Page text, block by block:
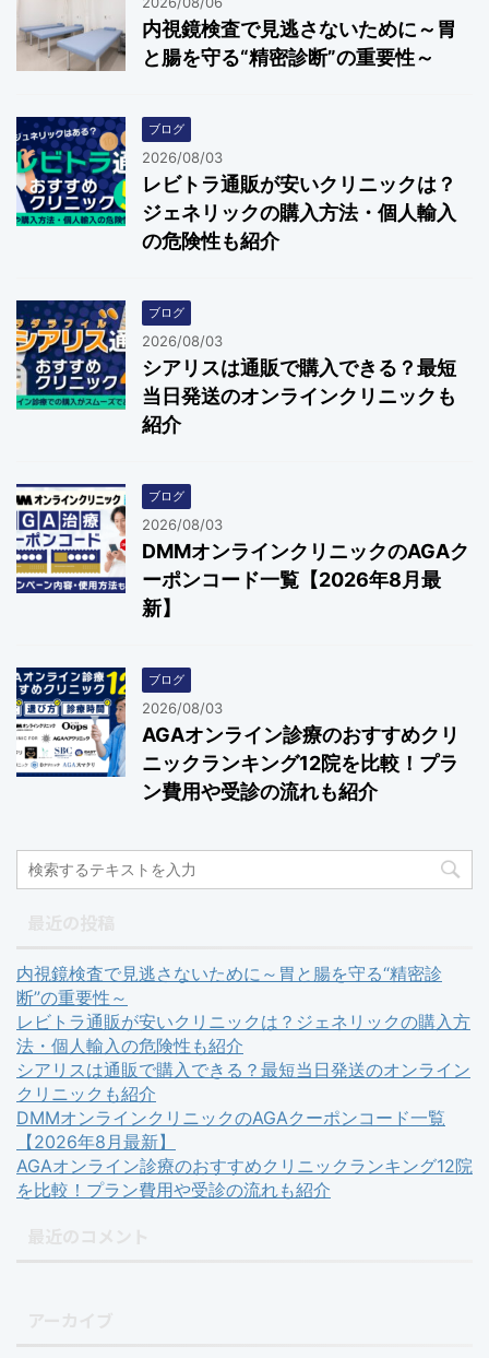
内視鏡検査で見逃さないために～胃
と腸を守る“精密診断”の重要性～
ブログ
2026/08/03
レビトラ通販が安いクリニックは？
ジェネリックの購入方法・個人輸入
の危険性も紹介
ブログ
2026/08/03
シアリスは通販で購入できる？最短
当日発送のオンラインクリニックも
紹介
ブログ
2026/08/03
DMMオンラインクリニックのAGAク
ーポンコード一覧【2026年8月最
新】
ブログ
2026/08/03
AGAオンライン診療のおすすめクリ
ニックランキング12院を比較！プラ
ン費用や受診の流れも紹介
内視鏡検査で見逃さないために～胃と腸を守る“精密診
断”の重要性～
レビトラ通販が安いクリニックは？ジェネリックの購入方
法・個人輸入の危険性も紹介
シアリスは通販で購入できる？最短当日発送のオンライン
クリニックも紹介
DMMオンラインクリニックのAGAクーポンコード一覧
【2026年8月最新】
AGAオンライン診療のおすすめクリニックランキング12院
を比較！プラン費用や受診の流れも紹介